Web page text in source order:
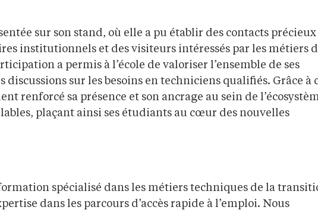
sur son stand, où elle a pu établir des contacts précieux
institutionnels et des visiteurs intéressés par les métiers
a permis à l’école de valoriser l’ensemble de ses
sur les besoins en techniciens qualifiés. Grâce à
renforcé sa présence et son ancrage au sein de
plaçant ainsi ses étudiants au cœur des nouvelles
spécialisé dans les métiers techniques de la
dans les parcours d’accès rapide à l’emploi. Nous